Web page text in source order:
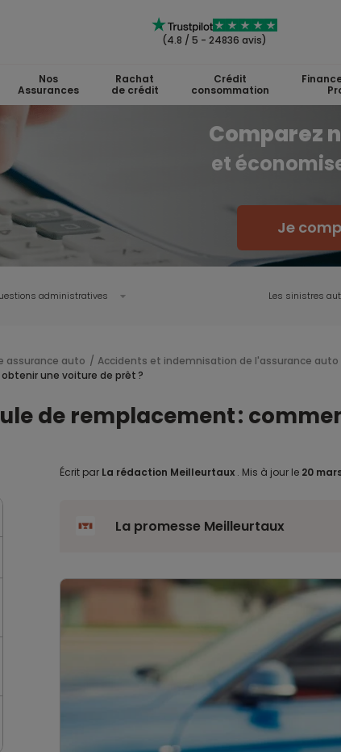
(4.8 / 5 - 24836 avis)
Nos
Assurances
Rachat
de crédit
Crédit
consommation
Comparez
et
Je
administratives Les sinistres
assurance auto
Accidents et indemnisation de l'assurance auto
une voiture de prêt ?
de remplacement :
Écrit par La rédaction Meilleurtaux . Mis à jour le 20
La promesse Meilleurtaux